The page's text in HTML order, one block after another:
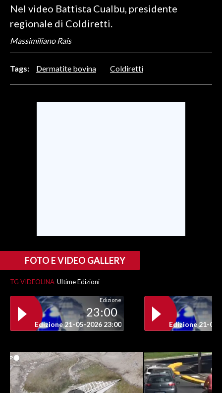
#CARAUNIONE
3 MINUTI CON
INSULARITÀ
Nel video Battista Cualbu, presidente
regionale di Coldiretti.
Massimiliano Rais
Tags: Dermatite bovina Coldiretti
FOTO E VIDEO GALLERY
TG VIDEOLINA Ultime Edizioni
Edizione
23:00
Edizione 21-05-2026 23:00 Edizione 21-05-